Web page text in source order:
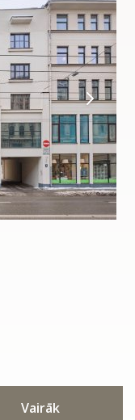
Vairāk